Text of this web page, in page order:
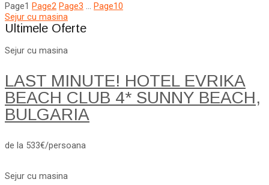
Page1 Page2 Page3 … Page10
Sejur cu masina
Ultimele Oferte
Sejur cu masina
LAST MINUTE! HOTEL EVRIKA
BEACH CLUB 4* SUNNY BEACH,
BULGARIA
de la 533€/persoana
Sejur cu masina